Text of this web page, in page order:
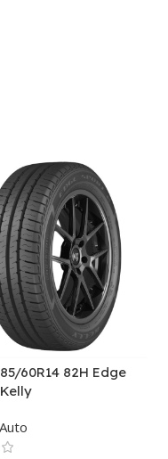
60R14 82H Edge
Auto